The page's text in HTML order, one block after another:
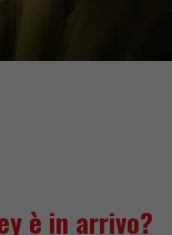
è in arrivo?